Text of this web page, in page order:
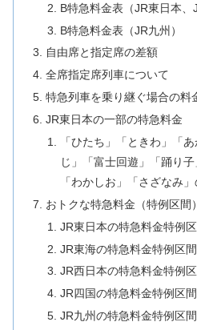
B特急料金表（JR東日本、
B特急料金表（JR九州）
自由席と指定席の差額
全席指定席列車について
特急列車を乗り継ぐ場合の料
JR東日本の一部の特急料金
「ひたち」「ときわ」「
じ」「富士回遊」「踊り
「わかしお」「さざなみ
おトクな特急料金（特例区間）
JR東日本の特急料金特例
JR東海の特急料金特例区間
JR西日本の特急料金特例
JR四国の特急料金特例区間
JR九州の特急料金特例区間